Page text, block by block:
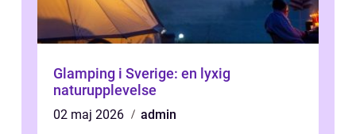
Glamping i Sverige: en lyxig
naturupplevelse
02 maj 2026
admin